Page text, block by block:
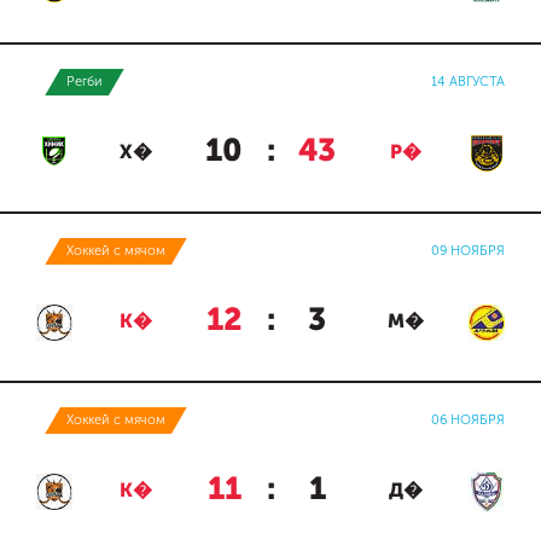
Регби 14 АВГУСТА
Х� 10 : 43 Р�
Хоккей с мячом 09 НОЯБРЯ
К� 12 : 3 М�
Хоккей с мячом 06 НОЯБРЯ
К� 11 : 1 Д�